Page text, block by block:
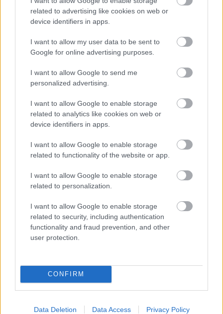
related to advertising like cookies on web or
device identifiers in apps.
I want to allow my user data to be sent to
Google for online advertising purposes.
I want to allow Google to send me
personalized advertising.
I want to allow Google to enable storage
related to analytics like cookies on web or
device identifiers in apps.
I want to allow Google to enable storage
related to functionality of the website or app.
I want to allow Google to enable storage
related to personalization.
I want to allow Google to enable storage
related to security, including authentication
functionality and fraud prevention, and other
user protection.
CONFIRM
Data Deletion Data Access Privacy Policy
Kabacis ir? 3 gardas
receptes ar kabačiem –
salāti, ripiņas un
biezzupa
Latvijābērnus dzemdē
arvien vēlāk: dati atklāj,
cik gadu tagad ir
“vidējai” mammai
Hortenziju fani
sajūsmā par šo
Eiropasola aizvērt
Krievijas gāzes krānu,
vaļā vēl plašāk
attēlā? Tikai retais šajā
testā iegūst vismaz
90%